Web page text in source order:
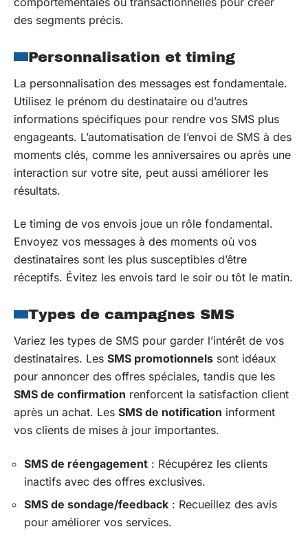
des segments précis.
Personnalisation et timing
La personnalisation des messages est fondamentale.
Utilisez le prénom du destinataire ou d’autres
informations spécifiques pour rendre vos SMS plus
engageants. L’automatisation de l’envoi de SMS à des
moments clés, comme les anniversaires ou après une
interaction sur votre site, peut aussi améliorer les
résultats.
Le timing de vos envois joue un rôle fondamental.
Envoyez vos messages à des moments où vos
destinataires sont les plus susceptibles d’être
réceptifs. Évitez les envois tard le soir ou tôt le matin.
Types de campagnes SMS
Variez les types de SMS pour garder l’intérêt de vos
destinataires. Les SMS promotionnels sont idéaux
pour annoncer des offres spéciales, tandis que les
SMS de confirmation renforcent la satisfaction client
après un achat. Les SMS de notification informent
vos clients de mises à jour importantes.
SMS de réengagement : Récupérez les clients
inactifs avec des offres exclusives.
SMS de sondage/feedback : Recueillez des avis
pour améliorer vos services.